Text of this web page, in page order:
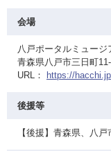
会場
八戸ポータルミュージ
青森県八戸市三日町
URL：
https://
後援等
【後援】青森県、八